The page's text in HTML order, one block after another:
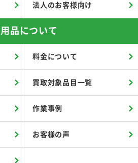
法人のお客様向け
品について
料金について
買取対象品目一覧
作業事例
お客様の声